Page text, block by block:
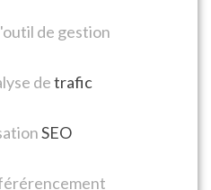
de gestion
detrafic
SEO